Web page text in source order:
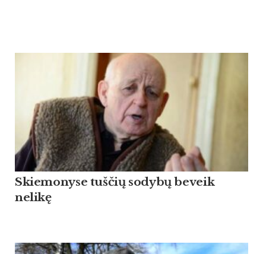
Skiemonyse tuščių sodybų beveik
nelikę